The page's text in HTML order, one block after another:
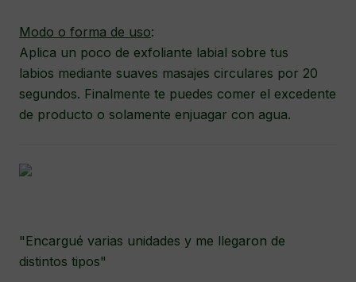
Modo o forma de uso:
Aplica un poco de exfoliante labial sobre tus
labios mediante suaves masajes circulares por 20
segundos. Finalmente te puedes comer el excedente
de producto o solamente enjuagar con agua.
"Encargué varias unidades y me llegaron de
distintos tipos"